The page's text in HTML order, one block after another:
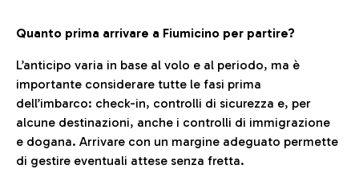
Quanto prima arrivare a Fiumicino per partire?
L’anticipo varia in base al volo e al periodo, ma è
importante considerare tutte le fasi prima
dell’imbarco: check-in, controlli di sicurezza e, per
alcune destinazioni, anche i controlli di immigrazione
e dogana. Arrivare con un margine adeguato permette
di gestire eventuali attese senza fretta.